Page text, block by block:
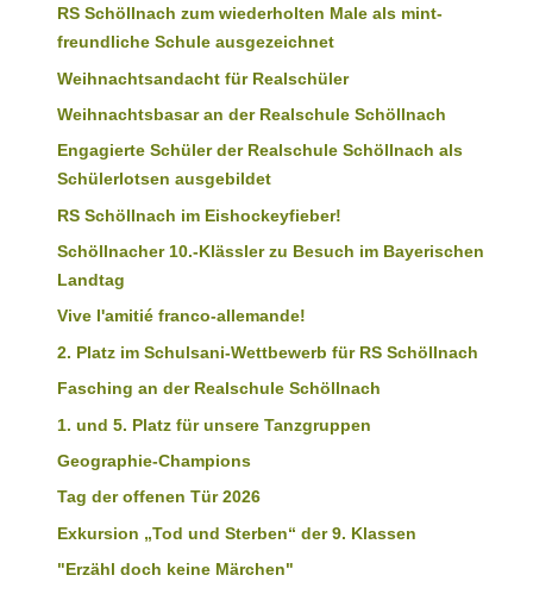
RS Schöllnach zum wiederholten Male als mint-
freundliche Schule ausgezeichnet
Weihnachtsandacht für Realschüler
Weihnachtsbasar an der Realschule Schöllnach
Engagierte Schüler der Realschule Schöllnach als
Schülerlotsen ausgebildet
RS Schöllnach im Eishockeyfieber!
Schöllnacher 10.-Klässler zu Besuch im Bayerischen
Landtag
Vive l'amitié franco-allemande!
2. Platz im Schulsani-Wettbewerb für RS Schöllnach
Fasching an der Realschule Schöllnach
1. und 5. Platz für unsere Tanzgruppen
Geographie-Champions
Tag der offenen Tür 2026
Exkursion „Tod und Sterben“ der 9. Klassen
"Erzähl doch keine Märchen"